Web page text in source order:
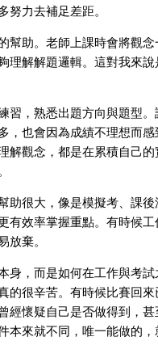
努力去補足差距。
幫助。老師上課時會將觀
理解解題邏輯。這對我來
習，熟悉出題方向與題型
，也會因為成績不理想而
解觀念，都是在累積自己
助很大，像是模擬考、課
有效率掌握重點。有時候
放棄。
，而是如何在工作與考試
的很辛苦。有時候比賽回
經懷疑自己是否做得到，
本來就不同，唯一能做的